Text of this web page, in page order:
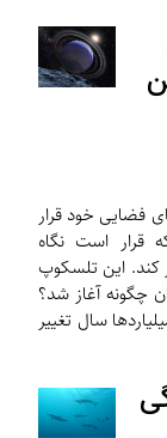
فضایی خود قرار
قرار است نگاه
کند. این تلسکوپ
چگونه آغاز شد؟
سال تغییر